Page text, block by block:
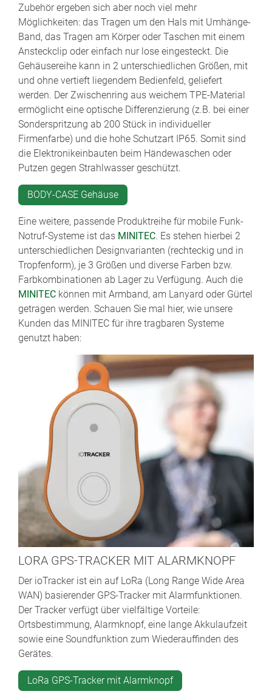
Zubehör ergeben sich aber noch viel mehr
Möglichkeiten: das Tragen um den Hals mit Umhänge-
Band, das Tragen am Körper oder Taschen mit einem
Ansteckclip oder einfach nur lose eingesteckt. Die
Gehäusereihe kann in 2 unterschiedlichen Größen, mit
und ohne vertieft liegendem Bedienfeld, geliefert
werden. Der Zwischenring aus weichem TPE-Material
ermöglicht eine optische Differenzierung (z.B. bei einer
Sonderspritzung ab 200 Stück in individueller
Firmenfarbe) und die hohe Schutzart IP65. Somit sind
die Elektronikeinbauten beim Händewaschen oder
Putzen gegen Strahlwasser geschützt.
BODY-CASE Gehäuse
Eine weitere, passende Produktreihe für mobile Funk-
Notruf-Systeme ist das MINITEC. Es stehen hierbei 2
unterschiedlichen Designvarianten (rechteckig und in
Tropfenform), je 3 Größen und diverse Farben bzw.
Farbkombinationen ab Lager zu Verfügung. Auch die
MINITEC können mit Armband, am Lanyard oder Gürtel
getragen werden. Schauen Sie mal hier, wie unsere
Kunden das MINITEC für ihre tragbaren Systeme
genutzt haben:
LORA GPS-TRACKER MIT ALARMKNOPF
Der ioTracker ist ein auf LoRa (Long Range Wide Area
WAN) basierender GPS-Tracker mit Alarmfunktionen.
Der Tracker verfügt über vielfältige Vorteile:
Ortsbestimmung, Alarmknopf, eine lange Akkulaufzeit
sowie eine Soundfunktion zum Wiederauffinden des
Gerätes.
LoRa GPS-Tracker mit Alarmknopf